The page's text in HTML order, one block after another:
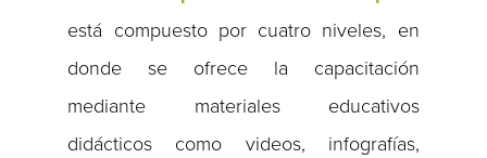
está compuesto por cuatro niveles, en
donde se ofrece la capacitación
mediante materiales educativos
didácticos como videos, infografías,